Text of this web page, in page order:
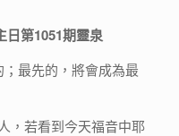
日第1051期靈泉
最先的，將會成為最
，若看到今天福音中耶